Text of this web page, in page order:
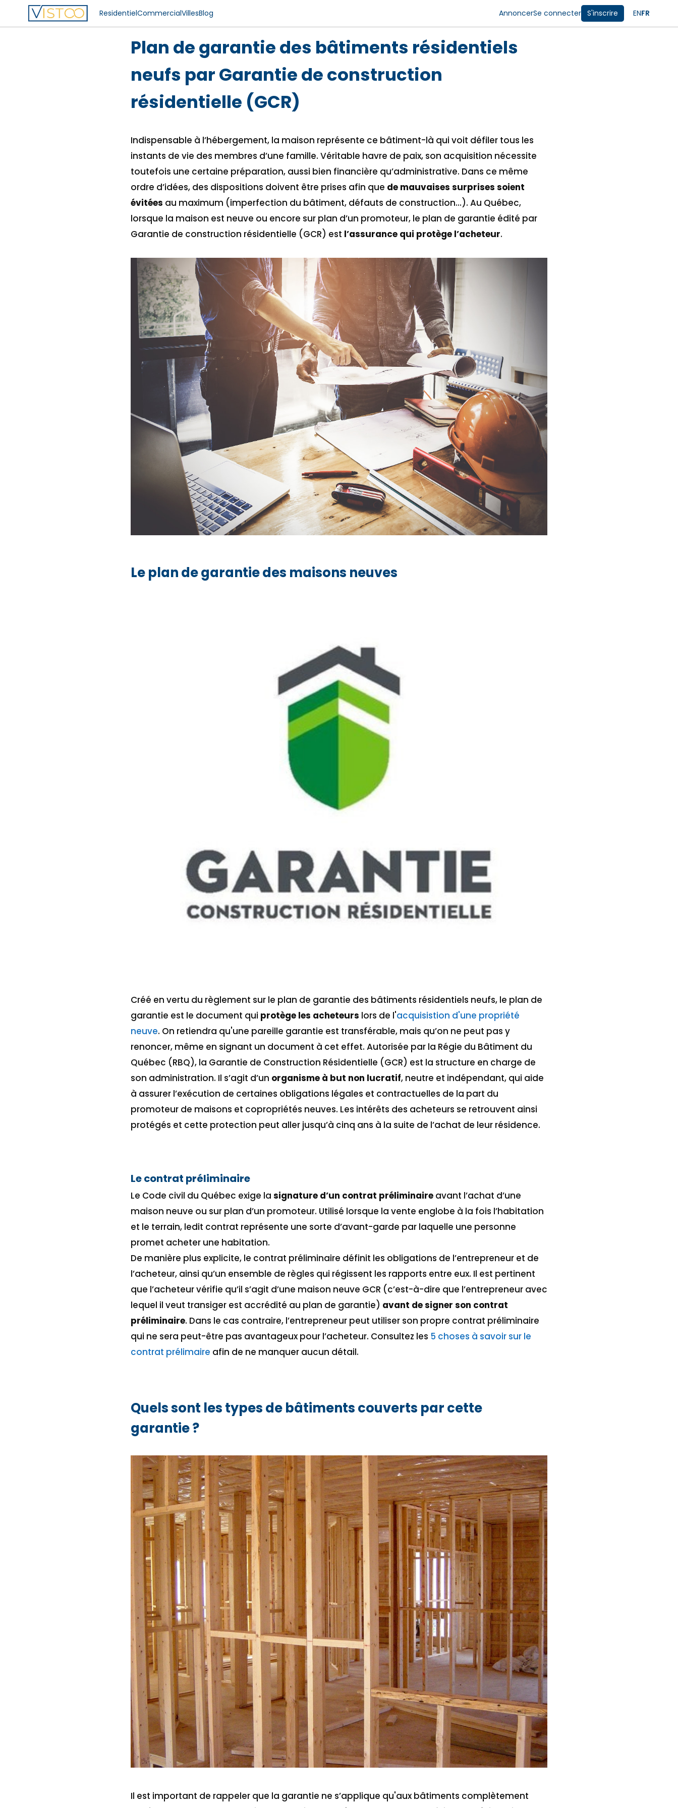
ResidentielCommercialVillesBlog AnnoncerSe connecter S'inscrire ENFR
Plan de garantie des bâtiments résidentiels
neufs par Garantie de construction
résidentielle (GCR)
Indispensable à l’hébergement, la maison représente ce bâtiment-là qui voit défiler tous les
instants de vie des membres d’une famille. Véritable havre de paix, son acquisition nécessite
toutefois une certaine préparation, aussi bien financière qu’administrative. Dans ce même
ordre d’idées, des dispositions doivent être prises afin que de mauvaises surprises soient
évitées au maximum (imperfection du bâtiment, défauts de construction…). Au Québec,
lorsque la maison est neuve ou encore sur plan d’un promoteur, le plan de garantie édité par
Garantie de construction résidentielle (GCR) est l’assurance qui protège l’acheteur.
Le plan de garantie des maisons neuves
Créé en vertu du règlement sur le plan de garantie des bâtiments résidentiels neufs, le plan de
garantie est le document qui protège les acheteurs lors de l'acquisistion d'une propriété
neuve. On retiendra qu'une pareille garantie est transférable, mais qu’on ne peut pas y
renoncer, même en signant un document à cet effet. Autorisée par la Régie du Bâtiment du
Québec (RBQ), la Garantie de Construction Résidentielle (GCR) est la structure en charge de
son administration. Il s’agit d’un organisme à but non lucratif, neutre et indépendant, qui aide
à assurer l’exécution de certaines obligations légales et contractuelles de la part du
promoteur de maisons et copropriétés neuves. Les intérêts des acheteurs se retrouvent ainsi
protégés et cette protection peut aller jusqu’à cinq ans à la suite de l’achat de leur résidence.
Le contrat préliminaire
Le Code civil du Québec exige la signature d’un contrat préliminaire avant l’achat d’une
maison neuve ou sur plan d’un promoteur. Utilisé lorsque la vente englobe à la fois l’habitation
et le terrain, ledit contrat représente une sorte d’avant-garde par laquelle une personne
promet acheter une habitation.
De manière plus explicite, le contrat préliminaire définit les obligations de l’entrepreneur et de
l’acheteur, ainsi qu’un ensemble de règles qui régissent les rapports entre eux. Il est pertinent
que l’acheteur vérifie qu’il s’agit d’une maison neuve GCR (c’est-à-dire que l’entrepreneur avec
lequel il veut transiger est accrédité au plan de garantie) avant de signer son contrat
préliminaire. Dans le cas contraire, l’entrepreneur peut utiliser son propre contrat préliminaire
qui ne sera peut-être pas avantageux pour l’acheteur. Consultez les 5 choses à savoir sur le
contrat prélimaire afin de ne manquer aucun détail.
Quels sont les types de bâtiments couverts par cette
garantie ?
Il est important de rappeler que la garantie ne s’applique qu'aux bâtiments complètement